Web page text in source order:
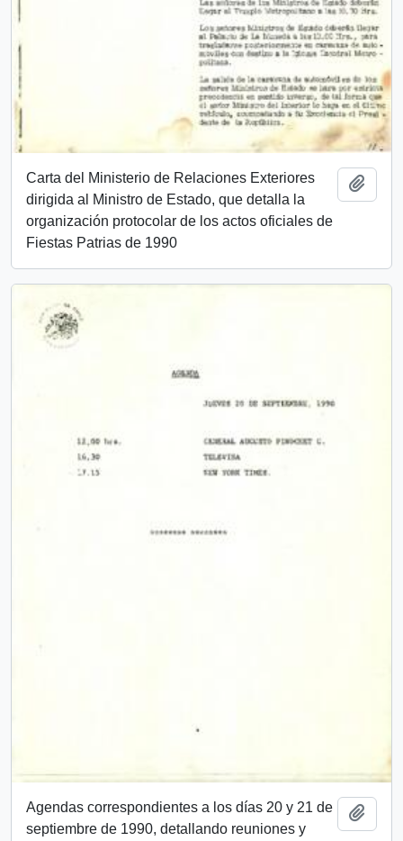
Carta del Ministerio de Relaciones Exteriores
dirigida al Ministro de Estado, que detalla la
organización protocolar de los actos oficiales de
Fiestas Patrias de 1990
Agendas correspondientes a los días 20 y 21 de
septiembre de 1990, detallando reuniones y